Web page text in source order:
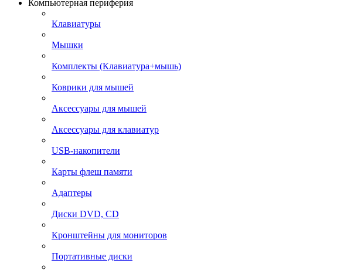
Компьютерная периферия
Клавиатуры
Мышки
Комплекты (Клавиатура+мышь)
Коврики для мышей
Аксессуары для мышей
Аксессуары для клавиатур
USB-накопители
Карты флеш памяти
Адаптеры
Диски DVD, CD
Кронштейны для мониторов
Портативные диски